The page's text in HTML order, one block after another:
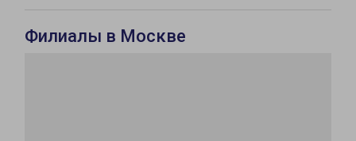
Филиалы в Москве